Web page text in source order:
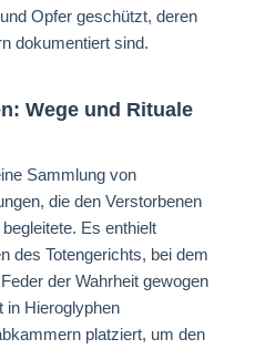
Opfer geschützt, deren
dokumentiert sind.
Wege und Rituale
Sammlung von
die den Verstorbenen
Es enthielt
des Totengerichts, bei dem
der Wahrheit gewogen
in Hieroglyphen
platziert, um den